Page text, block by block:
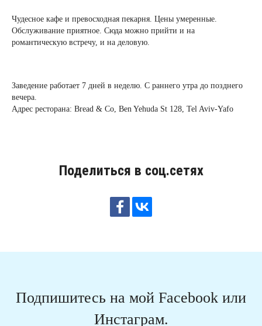
Чудесное кафе и превосходная пекарня. Цены умеренные.
Обслуживание приятное. Сюда можно прийти и на
романтическую встречу, и на деловую.
Заведение работает 7 дней в неделю. С раннего утра до позднего
вечера.
Адрес ресторана: Bread & Co, Ben Yehuda St 128, Tel Aviv-Yafo
Поделиться в соц.сетях
Подпишитесь на мой Facebook или
Инстаграм.